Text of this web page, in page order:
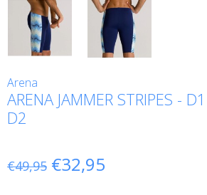
Arena
ARENA JAMMER STRIPES -
D2
€49,95 €32,95